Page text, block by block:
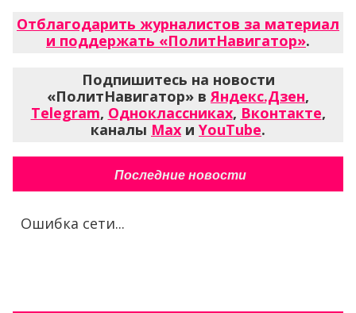
Отблагодарить журналистов за материал
и поддержать «ПолитНавигатор».
Подпишитесь на новости
«ПолитНавигатор» вЯндекс.Дзен,
Telegram, Одноклассниках, Вконтакте,
каналы Max и YouTube.
Последние новости
Ошибка сети...